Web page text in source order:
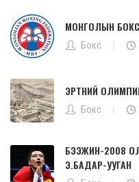
МОНГОЛЫН
Бокс
ЭРТНИЙ
Бокс
БЭЭЖИН-2008
Э.БАДАР-УУГАН